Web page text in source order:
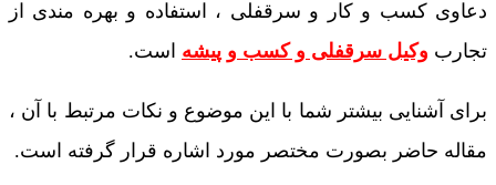
دعاوی کسب و کار و سرقفلی ، استفاده و بهره مندی از
تجارب وکیل سرقفلی و کسب و پیشه است.
برای آشنایی بیشتر شما با این موضوع و نکات مرتبط با آن ،
مقاله حاضر بصورت مختصر مورد اشاره قرار گرفته است.